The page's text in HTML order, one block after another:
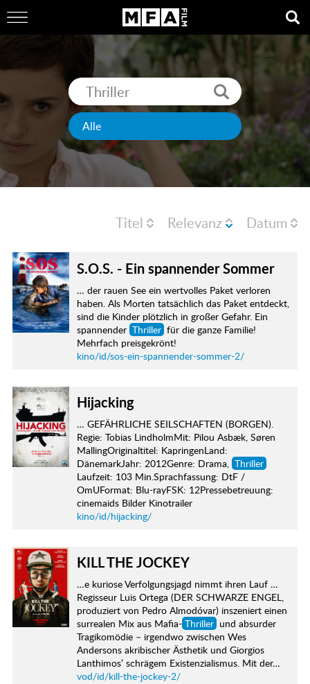
Titel Relevanz Datum
S.O.S. - Ein spannender Sommer
… der rauen See ein wertvolles Paket verloren
haben. Als Morten tatsächlich das Paket entdeckt,
sind die Kinder plötzlich in großer Gefahr. Ein
spannender Thriller für die ganze Familie!
Mehrfach preisgekrönt!
kino/id/sos-ein-spannender-sommer-2/
Hijacking
… GEFÄHRLICHE SEILSCHAFTEN (BORGEN).
Regie: Tobias LindholmMit: Pilou Asbæk, Søren
MallingOriginaltitel: KapringenLand:
DänemarkJahr: 2012Genre: Drama, Thriller
Laufzeit: 103 Min.Sprachfassung: DtF /
OmUFormat: Blu-rayFSK: 12Pressebetreuung:
cinemaids Bilder Kinotrailer
kino/id/hijacking/
KILL THE JOCKEY
…e kuriose Verfolgungsjagd nimmt ihren Lauf …
Regisseur Luis Ortega (DER SCHWARZE ENGEL,
produziert von Pedro Almodóvar) inszeniert einen
surrealen Mix aus Mafia- Thriller und absurder
Tragikomödie – irgendwo zwischen Wes
Andersons akribischer Ästhetik und Giorgios
Lanthimos’ schrägem Existenzialismus. Mit der…
vod/id/kill-the-jockey-2/